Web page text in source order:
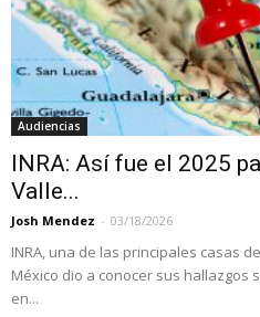
Audiencias
INRA: Así fue el 2025
Valle...
Josh Mendez - 03/18/2026
INRA, una de las principales casas
México dio a conocer sus hallazgos
en...